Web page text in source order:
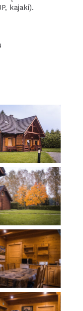
kajaki).
domek
całoroczne
wspólna z
kuchennym